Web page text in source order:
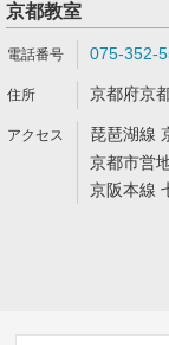
京都教室
075-352-
京都府京
琵琶湖線
京都市営
京阪本線